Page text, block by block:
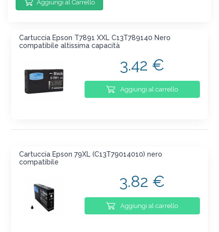
Aggiungi al Carrello
Cartuccia Epson T7891 XXL C13T789140 Nero
compatibile altissima capacità
3.42 €
Aggiungi al carrello
Cartuccia Epson 79XL (C13T79014010) nero
compatibile
3.82 €
Aggiungi al carrello